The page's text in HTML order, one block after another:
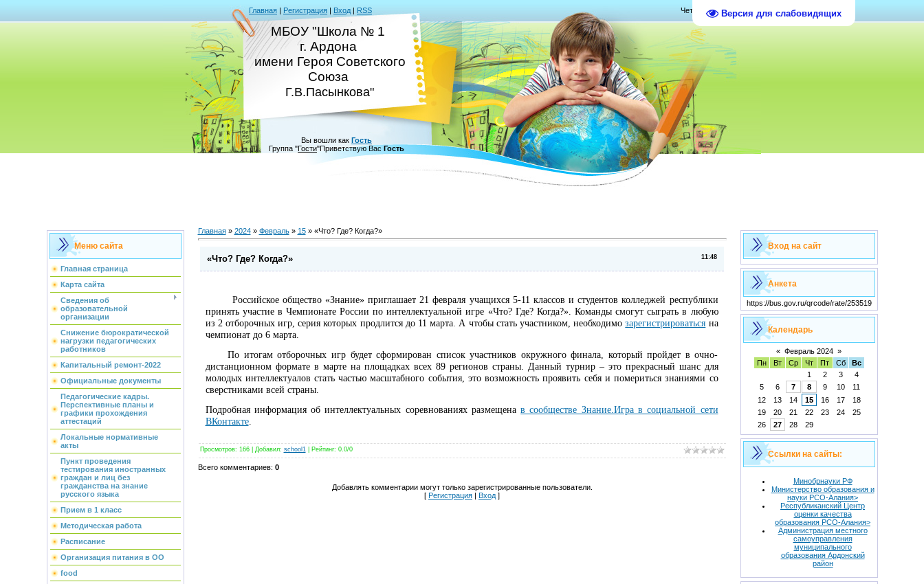
Версия для слабовидящих
Главная | Регистрация | Вход | RSS Четверг, 06.08.2026, 12:05
МБОУ "Школа № 1
г. Ардона
имени Героя Советского
Союза
Г.В.Пасынкова"
Вы вошли как Гость
Группа "Гости"Приветствую Вас Гость
Меню сайта
Главная страница
Карта сайта
Сведения об
образовательной
организации
Снижение бюрократической
нагрузки педагогических
работников
Капитальный ремонт-2022
Официальные документы
Педагогические кадры.
Перспективные планы и
графики прохождения
аттестаций
Локальные нормативные
акты
Пункт проведения
тестирования иностранных
граждан и лиц без
гражданства на знание
русского языка
Прием в 1 класс
Методическая работа
Расписание
Организация питания в ОО
food
Главная» 2024 » Февраль » 15» «Что? Где? Когда?»
11:48
«Что? Где? Когда?»
Российское общество «Знание» приглашает 21 февраля учащихся 5-11 классов и студентов колледжей республики
принять участие в Чемпионате России по интеллектуальной игре «Что? Где? Когда?». Команды смогут сыграть в любую
из 2 отборочных игр, серия которых продлится до 11 марта. А чтобы стать участником, необходимозарегистрироваться на
чемпионат до 6 марта.
По итогам отборочных игр будет сформирован список участников окружного финала, который пройдет в очно-
дистанционном формате в марте на площадках всех 89 регионов страны. Данный турнир – это прекрасный шанс для
молодых интеллектуалов стать частью масштабного события, это возможность проявить себя и помериться знаниями со
сверстниками всей страны.
Подробная информация об интеллектуальных соревнованиях размещенав сообществе Знание.Игра в социальной сети
ВКонтакте.
Просмотров: 166| Добавил: school1 Рейтинг: 0.0/0
Всего комментариев: 0
Добавлять комментарии могут только зарегистрированные пользователи.
[ Регистрация | Вход ]
Вход на сайт
Анкета
https://bus.gov.ru/qrcode/rate/253519
Календарь
« Февраль 2024 »
Пн
Вт Ср Чт Пт Сб
Вс
1
2 3
4
5
6 7 8 9 10
11
12
13 14 15 16 17
18
19
20 21 22 23 24
25
26
27 28 29
Ссылки на сайты:
Минобрнауки РФ
Министерство образования и
науки РСО-Алания>
Республиканский Центр
оценки качества
образования РСО-Алания>
Администрация местного
самоуправления
муниципального
образования Ардонский
район